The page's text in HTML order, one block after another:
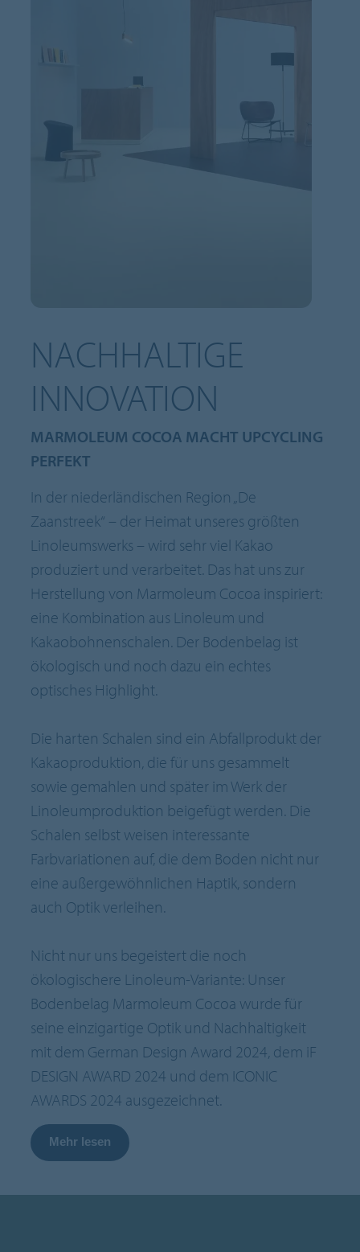
NACHHALTIGE
INNOVATION
MARMOLEUM COCOA MACHT UPCYCLING
PERFEKT
In der niederländischen Region „De
Zaanstreek“ – der Heimat unseres größten
Linoleumswerks – wird sehr viel Kakao
produziert und verarbeitet. Das hat uns zur
Herstellung von Marmoleum Cocoa inspiriert:
eine Kombination aus Linoleum und
Kakaobohnenschalen. Der Bodenbelag ist
ökologisch und noch dazu ein echtes
optisches Highlight.
Die harten Schalen sind ein Abfallprodukt der
Kakaoproduktion, die für uns gesammelt
sowie gemahlen und später im Werk der
Linoleumproduktion beigefügt werden. Die
Schalen selbst weisen interessante
Farbvariationen auf, die dem Boden nicht nur
eine außergewöhnlichen Haptik, sondern
auch Optik verleihen.
Nicht nur uns begeistert die noch
ökologischere Linoleum-Variante: Unser
Bodenbelag Marmoleum Cocoa wurde für
seine einzigartige Optik und Nachhaltigkeit
mit dem German Design Award 2024, dem iF
DESIGN AWARD 2024 und dem ICONIC
AWARDS 2024 ausgezeichnet.
Mehr lesen